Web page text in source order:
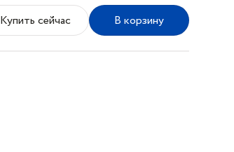
Купить сейчас В корзину